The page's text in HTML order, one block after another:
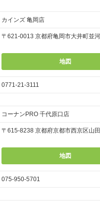
カインズ 亀岡店
〒621-0013 京都府亀岡市大井町並
地図
0771-21-3111
コーナンPRO 千代原口店
〒615-8238 京都府京都市西京区山
地図
075-950-5701